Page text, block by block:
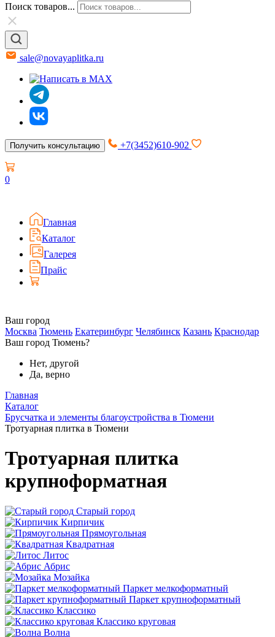
Поиск товаров...
sale@novayaplitka.ru
Получить консультацию +7(3452)610-902
0
Главная
Каталог
Галерея
Прайс
Ваш город
Москва Тюмень Екатеринбург Челябинск Казань Краснодар
Ваш город Тюмень?
Нет, другой
Да, верно
Главная
Каталог
Брусчатка и элементы благоустройства в Тюмени
Тротуарная плитка в Тюмени
Тротуарная плитка
крупноформатная
Старый город
Кирпичик
Прямоугольная
Квадратная
Литос
Абрис
Мозайка
Паркет мелкоформатный
Паркет крупноформатный
Классико
Классико круговая
Волна